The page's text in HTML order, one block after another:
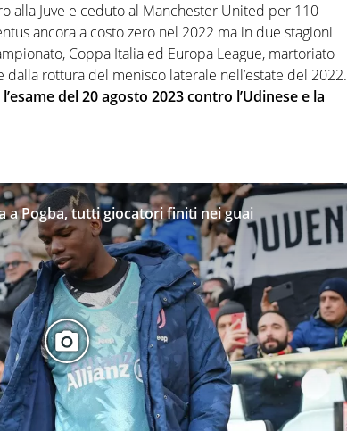
alla Juve e ceduto al Manchester United per 110
ancora a costo zero nel 2022 ma in due stagioni
Coppa Italia ed Europa League, martoriato
rottura del menisco laterale nell’estate del 2022.
del 20 agosto 2023 contro l’Udinese e la
a Pogba, tutti giocatori finiti nei guai